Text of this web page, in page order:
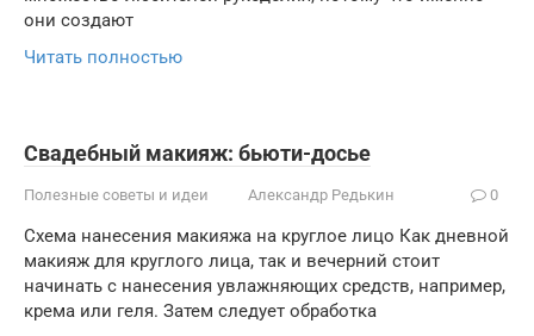
они создают
Читать полностью
Свадебный макияж: бьюти-досье
Полезные советы и идеи Александр Редькин 0
Схема нанесения макияжа на круглое лицо Как дневной
макияж для круглого лица, так и вечерний стоит
начинать с нанесения увлажняющих средств, например,
крема или геля. Затем следует обработка